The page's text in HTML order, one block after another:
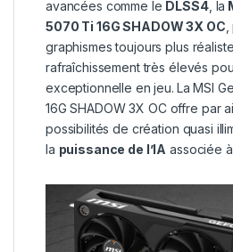
avancées comme le DLSS4, la
5070 Ti 16G SHADOW 3X OC
graphismes toujours plus
rafraîchissement très élevés
exceptionnelle en jeu. La MSI
16G SHADOW 3X OC offre par
possibilités de création quasi
la puissance de l’IA associée à